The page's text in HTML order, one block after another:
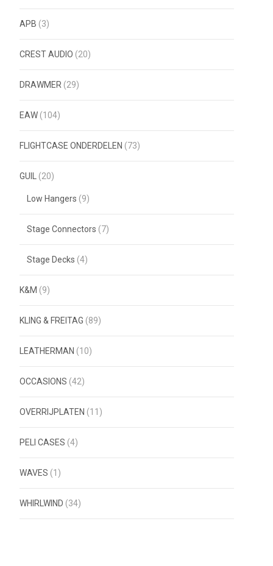
APB (3)
CREST AUDIO (20)
DRAWMER (29)
EAW (104)
FLIGHTCASE ONDERDELEN (73)
GUIL (20)
Low Hangers (9)
Stage Connectors (7)
Stage Decks (4)
K&M (9)
KLING & FREITAG (89)
LEATHERMAN (10)
OCCASIONS (42)
OVERRIJPLATEN (11)
PELI CASES (4)
WAVES (1)
WHIRLWIND (34)